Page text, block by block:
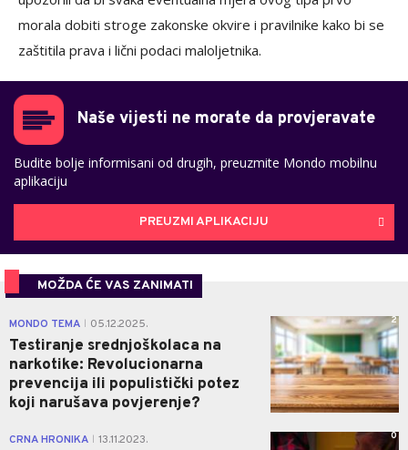
morala dobiti stroge zakonske okvire i pravilnike kako bi se
zaštitila prava i lični podaci maloljetnika.
Naše vijesti ne morate da provjeravate
Budite bolje informisani od drugih, preuzmite Mondo mobilnu
aplikaciju
PREUZMI APLIKACIJU
MOŽDA ĆE VAS ZANIMATI
MONDO TEMA 05.12.2025.
Testiranje srednjoškolaca na
narkotike: Revolucionarna
prevencija ili populistički potez
koji narušava povjerenje?
2
CRNA HRONIKA 13.11.2023. 0